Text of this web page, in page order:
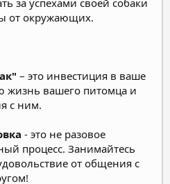
от окружающих.
– это инвестиция в ваше
жизнь вашего питомца и
с ним.
- это не разовое
процесс. Занимайтесь
от общения с